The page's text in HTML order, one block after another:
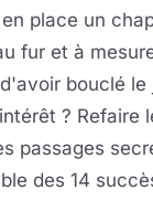
place un
fur et à
bouclé le
? Refaire
passages
des 14